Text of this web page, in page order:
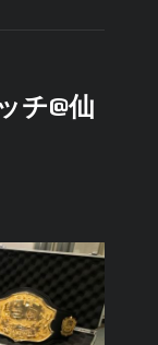
チ@仙